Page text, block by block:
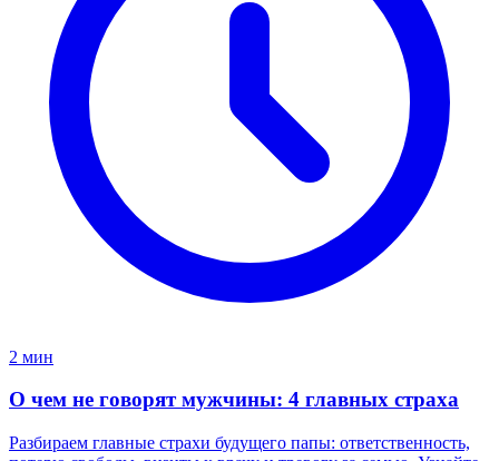
2 мин
О чем не говорят мужчины: 4 главных страха
Разбираем главные страхи будущего папы: ответственность,